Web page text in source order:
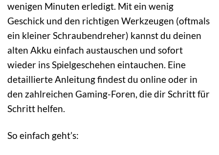
wenigen Minuten erledigt. Mit ein wenig
Geschick und den richtigen Werkzeugen (oftmals
ein kleiner Schraubendreher) kannst du deinen
alten Akku einfach austauschen und sofort
wieder ins Spielgeschehen eintauchen. Eine
detaillierte Anleitung findest du online oder in
den zahlreichen Gaming-Foren, die dir Schritt für
Schritt helfen.
So einfach geht’s: